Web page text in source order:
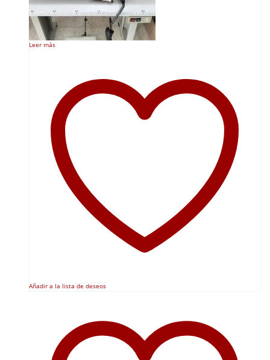
Leer más
Añadir a la lista de deseos